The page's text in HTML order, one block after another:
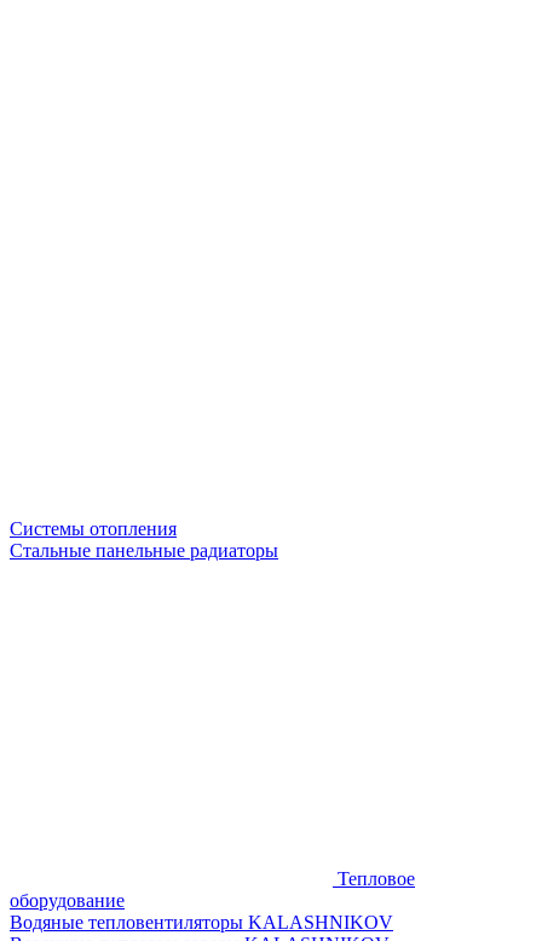
Системы отопления
Стальные панельные радиаторы
Тепловое
оборудование
Водяные тепловентиляторы KALASHNIKOV